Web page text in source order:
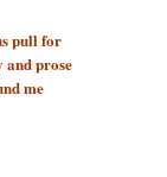
pull for
and prose
me